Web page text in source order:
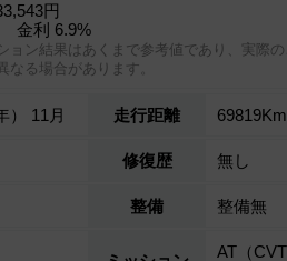
円
金利 6.9%
ョン結果はあくまで参考値であり、実際の
なる場合があります。
） 11月 走行距離 69819Km
修復歴 無し
整備 整備無
AT（CVT